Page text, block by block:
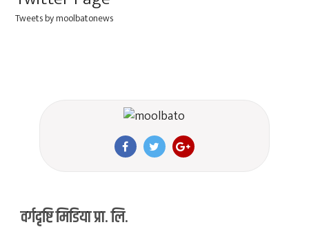
Tweets by moolbatonews
वर्गदृष्टि मिडिया प्रा. लि.